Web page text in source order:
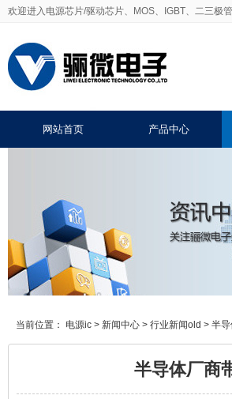
欢迎进入电源芯片/驱动芯片、MOS、IGBT、二三极
网站首页 产品中心
当前位置： 电源ic > 新闻中心 > 行业新闻old > 半
半导体厂商